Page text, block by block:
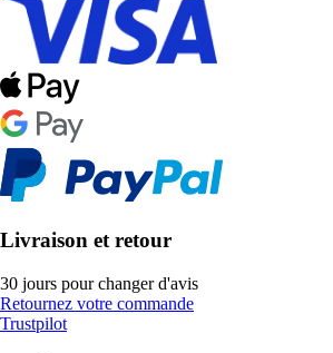
Livraison et retour
30 jours pour changer d'avis
Retournez votre commande
Trustpilot